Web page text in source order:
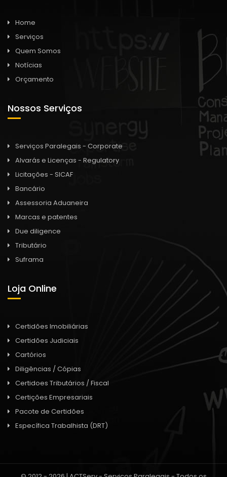
Home
Serviços
Quem Somos
Notícias
Orçamento
Nossos Serviços
Serviços Paralegais - Corporate
Alvarás e Licenças - Regulatory
Licitações - SICAF
Bancário
Assessoria Aduaneira
Marcas e patentes
Due diligence
Tributário
Suframa
Loja Online
Certidões Imobiliárias
Certidões Judiciais
Cartórios
Diligências / Cópias
Certidoes Tributários / Fiscal
Certições Empresariais
Pacote de Certidões
Específica Trabalhista (DRT)